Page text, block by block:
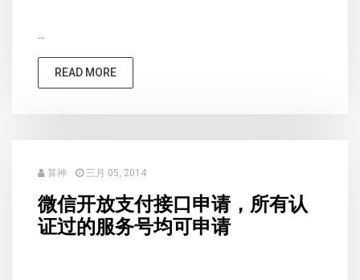
...
READ MORE
算神 三月 05, 2014
微信开放支付接口申请，所有认
证过的服务号均可申请